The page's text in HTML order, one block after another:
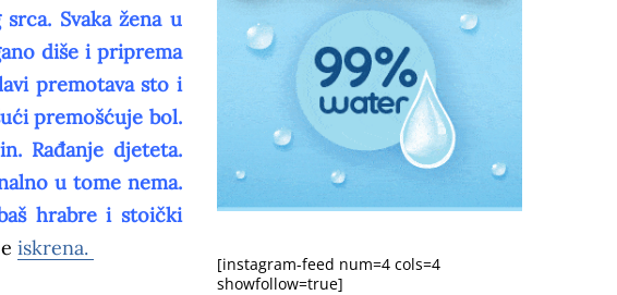
Svaka žena u
diše i priprema
premotava sto i
premošćuje bol.
Rađanje djeteta.
u tome nema.
hrabre i stoički
iskrena.
[instagram-feed num=4 cols=4
showfollow=true]